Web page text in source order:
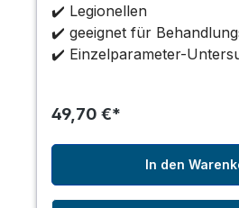
✔️ Legionellen
✔️ geeignet für
✔️ Einzelparameter-
49,70 €*
In den